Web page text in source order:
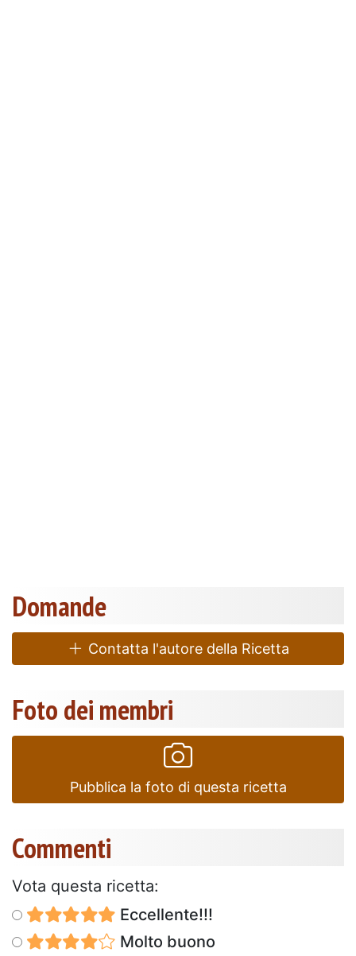
Domande
Contatta l'autore della Ricetta
Foto dei membri
Pubblica la foto di questa ricetta
Commenti
Vota questa ricetta:
Eccellente!!!
Molto buono